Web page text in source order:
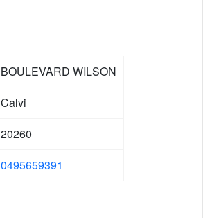
BOULEVARD WILSON
Calvi
20260
0495659391